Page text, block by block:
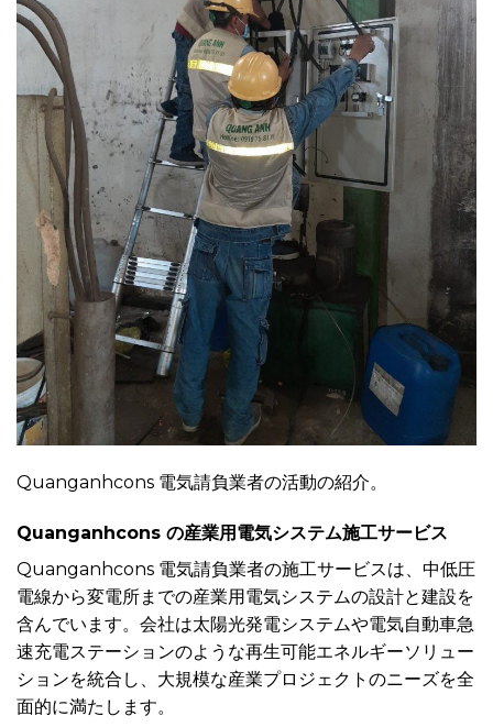
Quanganhcons 電気請負業者の活動の紹介。
Quanganhcons の産業用電気システム施工サービス
Quanganhcons 電気請負業者の施工サービスは、中低圧
電線から変電所までの産業用電気システムの設計と建設を
含んでいます。会社は太陽光発電システムや電気自動車急
速充電ステーションのような再生可能エネルギーソリュー
ションを統合し、大規模な産業プロジェクトのニーズを全
面的に満たします。